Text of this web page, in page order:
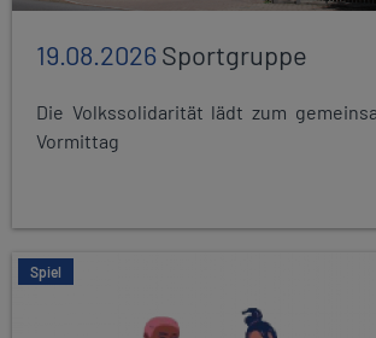
19.08.2026Sportgruppe
Die Volkssolidarität lädt zum
Vormittag
Spiel